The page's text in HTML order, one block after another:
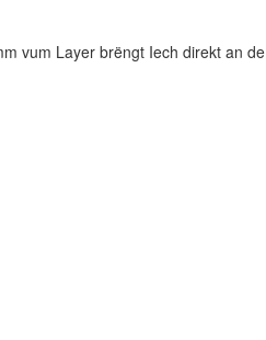
vum Layer brëngt Iech direkt an de